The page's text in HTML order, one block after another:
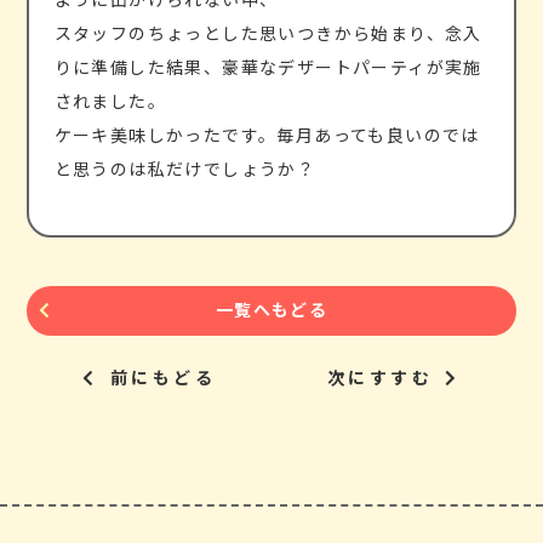
スタッフのちょっとした思いつきから始まり、念入
りに準備した結果、豪華なデザートパーティが実施
されました。
ケーキ美味しかったです。毎月あっても良いのでは
と思うのは私だけでしょうか？
前にもどる
一覧へもどる
次にすすむ